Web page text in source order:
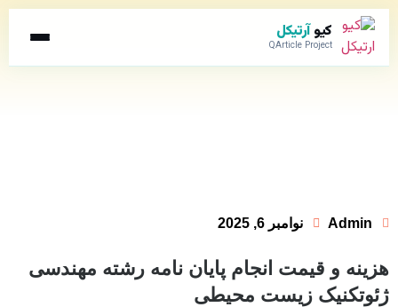
کیوآرتیکل
QArticle Project
Admin نوامبر 6, 2025
هزینه و قیمت انجام پایان نامه رشته مهندسی
ژئوتکنیک زیست محیطی